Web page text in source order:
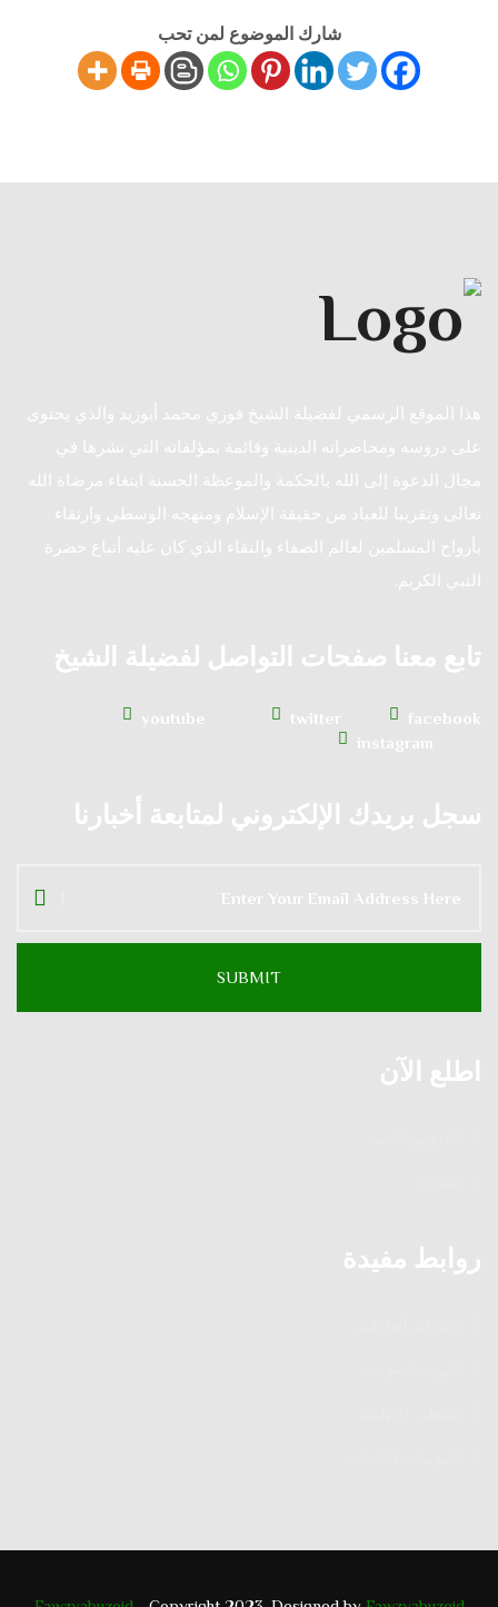
شارك الموضوع لمن تحب
هذا الموقع الرسمي لفضيلة الشيخ فوزي محمد أبوزيد والذي يحتوى
على دروسه ومحاضراته الدينية وقائمة بمؤلفاته التي نشرها في
مجال الدعوة إلى الله بالحكمة والموعظة الحسنة ابتغاء مرضاة الله
تعالى وتقريبا للعباد من حقيقة الإسلام ومنهجه الوسطي وارتقاء
بأرواح المسلمين لعالم الصفاء والنقاء الذي كان عليه أتباع حضرة
النبي الكريم.
تابع معنا صفحات التواصل لفضيلة الشيخ
facebook
twitter
youtube
instagram
سجل بريدك الإلكتروني لمتابعة أخبارنا
اطلع الآن
روابط مفيدة